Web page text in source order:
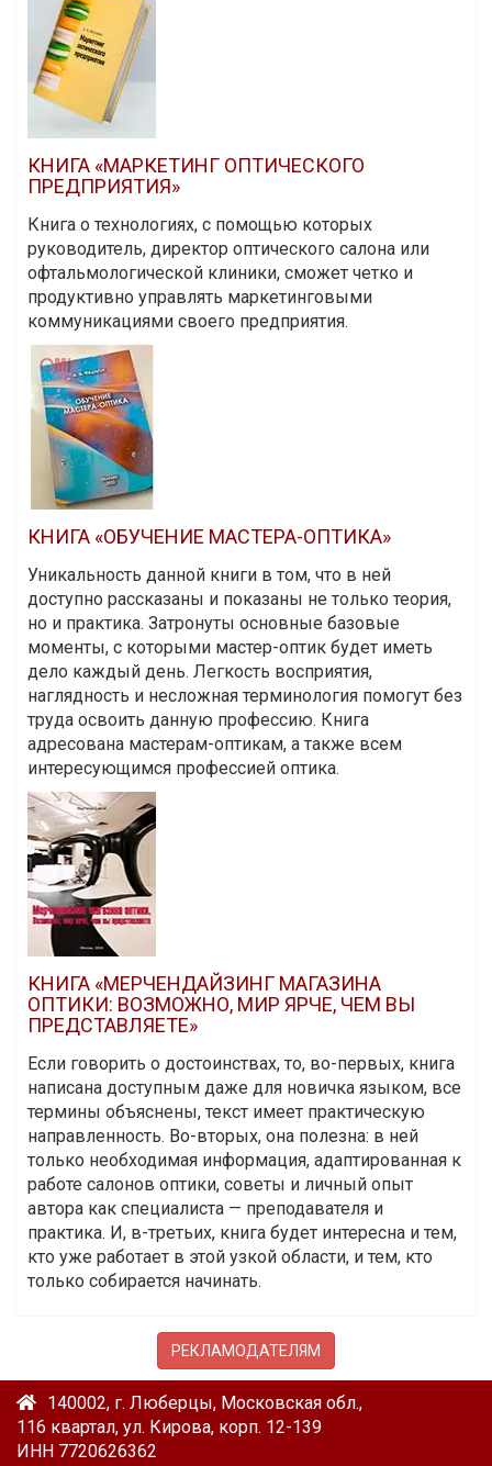
КНИГА «МАРКЕТИНГ ОПТИЧЕСКОГО
ПРЕДПРИЯТИЯ»
Книга о технологиях, с помощью которых
руководитель, директор оптического салона или
офтальмологической клиники, сможет четко и
продуктивно управлять маркетинговыми
коммуникациями своего предприятия.
КНИГА «ОБУЧЕНИЕ МАСТЕРА-ОПТИКА»
Уникальность данной книги в том, что в ней
доступно рассказаны и показаны не только теория,
но и практика. Затронуты основные базовые
моменты, с которыми мастер-оптик будет иметь
дело каждый день. Легкость восприятия,
наглядность и несложная терминология помогут без
труда освоить данную профессию. Книга
адресована мастерам-оптикам, а также всем
интересующимся профессией оптика.
КНИГА «МЕРЧЕНДАЙЗИНГ МАГАЗИНА
ОПТИКИ: ВОЗМОЖНО, МИР ЯРЧЕ, ЧЕМ ВЫ
ПРЕДСТАВЛЯЕТЕ»
Если говорить о достоинствах, то, во-первых, книга
написана доступным даже для новичка языком, все
термины объяснены, текст имеет практическую
направленность. Во-вторых, она полезна: в ней
только необходимая информация, адаптированная к
работе салонов оптики, советы и личный опыт
автора как специалиста — преподавателя и
практика. И, в-третьих, книга будет интересна и тем,
кто уже работает в этой узкой области, и тем, кто
только собирается начинать.
РЕКЛАМОДАТЕЛЯМ
140002, г. Люберцы, Московская обл.,
116 квартал, ул. Кирова, корп. 12-139
ИНН 7720626362